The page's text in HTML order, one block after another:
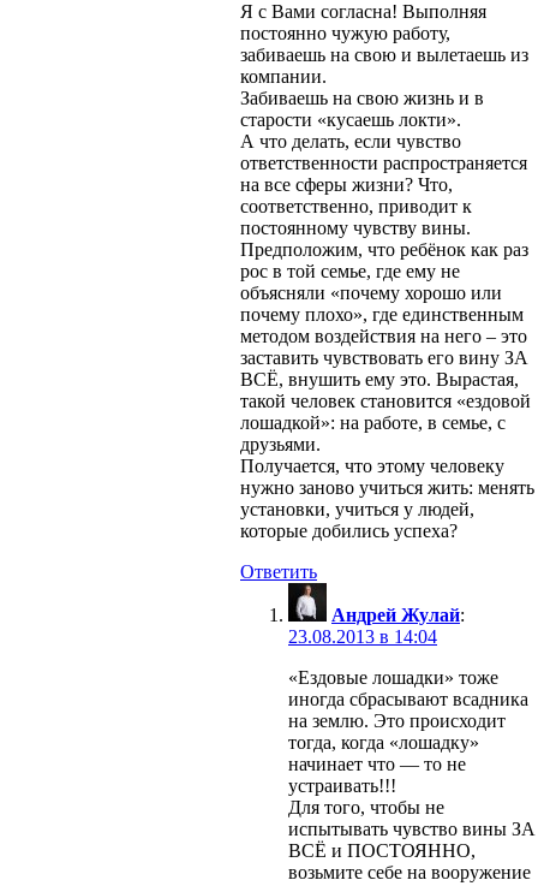
Я с Вами согласна! Выполняя
постоянно чужую работу,
забиваешь на свою и вылетаешь из
компании.
Забиваешь на свою жизнь и в
старости «кусаешь локти».
А что делать, если чувство
ответственности распространяется
на все сферы жизни? Что,
соответственно, приводит к
постоянному чувству вины.
Предположим, что ребёнок как раз
рос в той семье, где ему не
объясняли «почему хорошо или
почему плохо», где единственным
методом воздействия на него – это
заставить чувствовать его вину ЗА
ВСЁ, внушить ему это. Вырастая,
такой человек становится «ездовой
лошадкой»: на работе, в семье, с
друзьями.
Получается, что этому человеку
нужно заново учиться жить: менять
установки, учиться у людей,
которые добились успеха?
Ответить
Андрей Жулай:
23.08.2013 в 14:04
«Ездовые лошадки» тоже
иногда сбрасывают всадника
на землю. Это происходит
тогда, когда «лошадку»
начинает что — то не
устраивать!!!
Для того, чтобы не
испытывать чувство вины ЗА
ВСЁ и ПОСТОЯННО,
возьмите себе на вооружение